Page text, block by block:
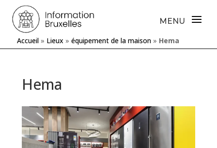
Accueil » Lieux » équipement de la maison » Hema
Hema